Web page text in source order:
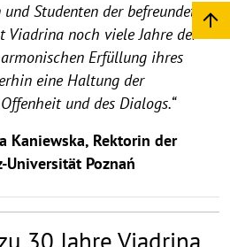
Studenten der befreundeten
Viadrina noch viele Jahre der
Erfüllung ihres
eine Haltung der
und des Dialogs.“
Kaniewska, Rektorin der
Universität Poznań